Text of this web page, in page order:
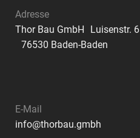
Adresse
Thor Bau GmbH Luisenstr. 6
76530 Baden-Baden
E-Mail
info@thorbau.gmbh